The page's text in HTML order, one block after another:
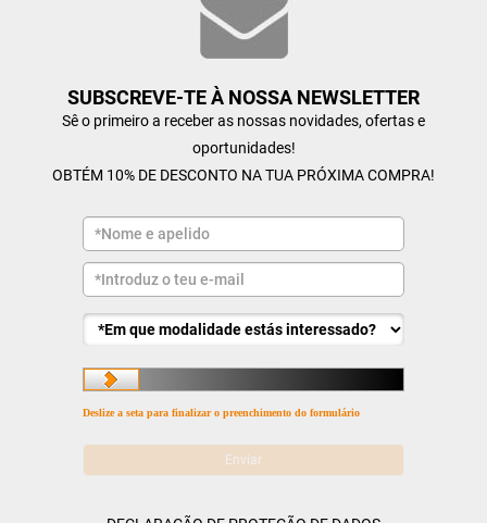
SUBSCREVE-TE À NOSSA NEWSLETTER
Sê o primeiro a receber as nossas novidades, ofertas e
oportunidades!
OBTÉM 10% DE DESCONTO NA TUA PRÓXIMA COMPRA!
Deslize a seta para finalizar o preenchimento do formulário